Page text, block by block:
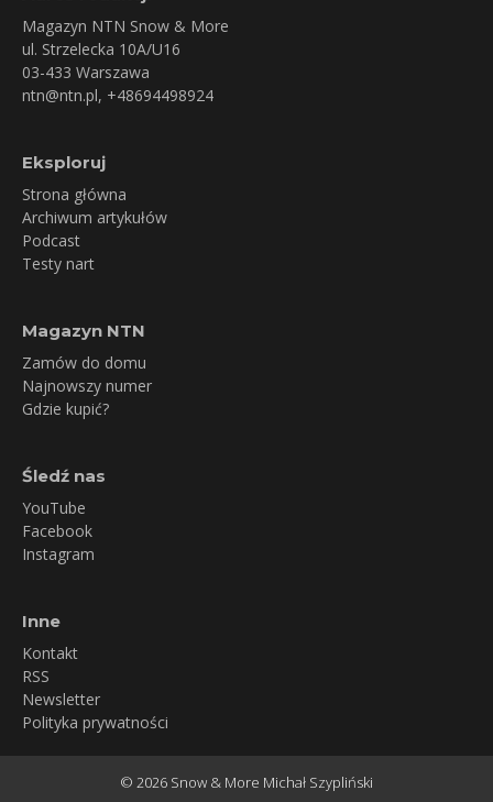
Magazyn NTN Snow & More
ul. Strzelecka 10A/U16
03-433 Warszawa
ntn@ntn.pl, +48694498924
Eksploruj
Strona główna
Archiwum artykułów
Podcast
Testy nart
Magazyn NTN
Zamów do domu
Najnowszy numer
Gdzie kupić?
Śledź nas
YouTube
Facebook
Instagram
Inne
Kontakt
RSS
Newsletter
Polityka prywatności
© 2026 Snow & More Michał Szypliński